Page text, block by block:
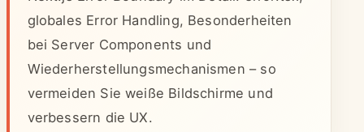
globales Error Handling, Besonderheiten
bei Server Components und
Wiederherstellungsmechanismen – so
vermeiden Sie weiße Bildschirme und
verbessern die UX.